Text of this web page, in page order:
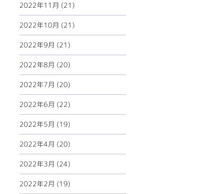
2022年11月 (21)
2022年10月 (21)
2022年9月 (21)
2022年8月 (20)
2022年7月 (20)
2022年6月 (22)
2022年5月 (19)
2022年4月 (20)
2022年3月 (24)
2022年2月 (19)